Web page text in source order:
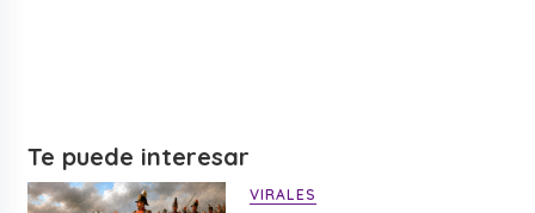
Te puede interesar
VIRALES